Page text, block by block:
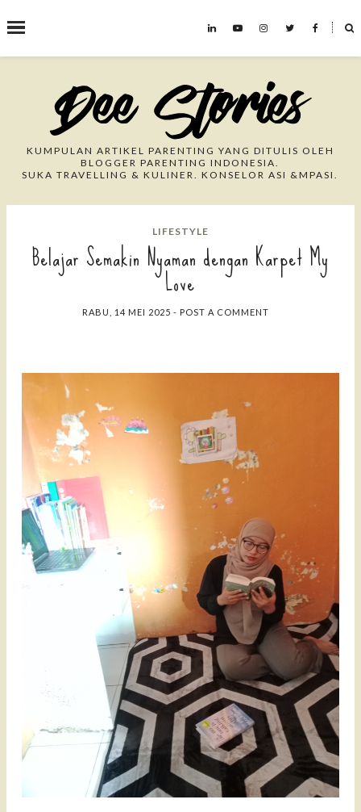
˟
Search This Blog
KUMPULAN ARTIKEL PARENTING YANG DITULIS OLEH
BLOGGER PARENTING INDONESIA.
SUKA TRAVELLING & KULINER. KONSELOR ASI &MPASI.
LIFESTYLE
Belajar Semakin Nyaman dengan Karpet My
Love
RABU, 14 MEI 2025- POST A COMMENT